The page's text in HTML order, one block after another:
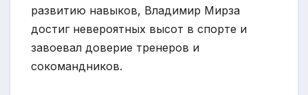
развитию навыков, Владимир Мирза
достиг невероятных высот в спорте и
завоевал доверие тренеров и
сокомандников.